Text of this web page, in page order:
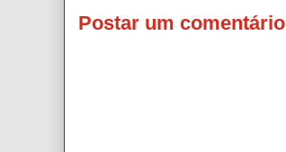
Postar um comentário